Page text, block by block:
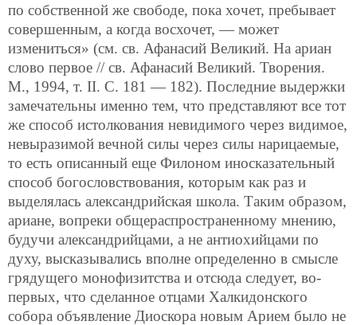
по собственной же свободе, пока хочет, пребывает
совершенным, а когда восхочет, — может
измениться» (см. св. Афанасий Великий. На ариан
слово первое // cв. Афанасий Великий. Творения.
М., 1994, т. II. С. 181 — 182). Последние выдержки
замечательны именно тем, что представляют все тот
же способ истолкования невидимого через видимое,
невыразимой вечной силы через силы нарицаемые,
то есть описанный еще Филоном иносказательный
способ богословствования, которым как раз и
выделялась александрийская школа. Таким образом,
ариане, вопреки общераспространенному мнению,
будучи александрийцами, а не антиохийцами по
духу, высказывались вполне определенно в смысле
грядущего монофизитства и отсюда следует, во-
первых, что сделанное отцами Халкидонского
собора объявление Диоскора новым Арием было не